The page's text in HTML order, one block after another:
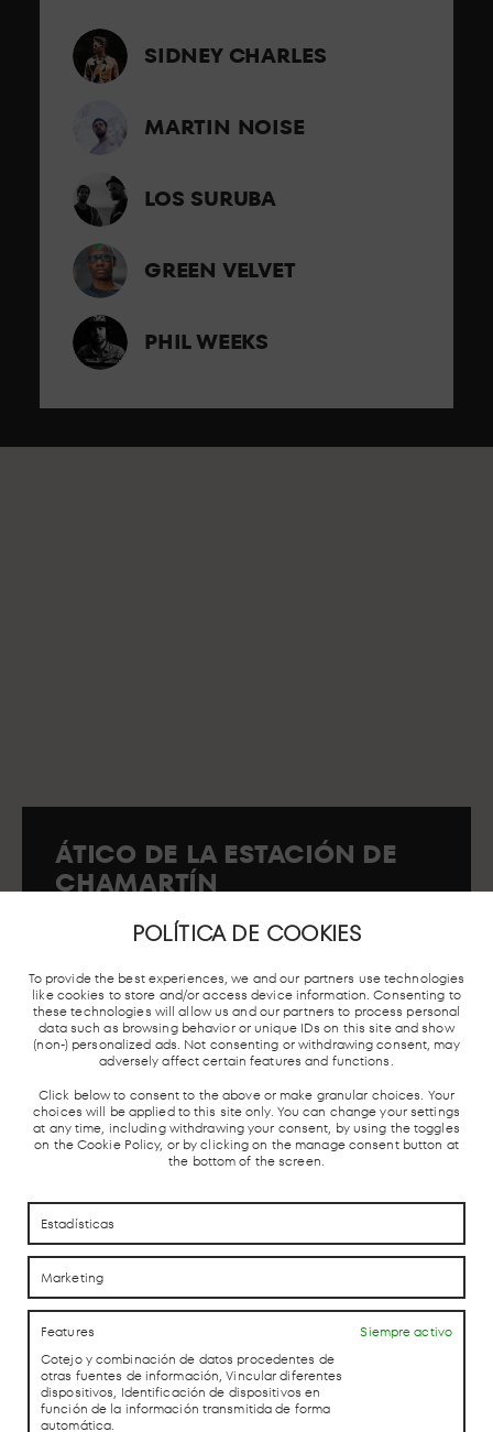
POLÍTICA DE COOKIES
To provide the best experiences, we and our partners use technologies
like cookies to store and/or access device information. Consenting to
these technologies will allow us and our partners to process personal
data such as browsing behavior or unique IDs on this site and show
(non-) personalized ads. Not consenting or withdrawing consent, may
adversely affect certain features and functions.
Click below to consent to the above or make granular choices. Your
choices will be applied to this site only. You can change your settings
at any time, including withdrawing your consent, by using the toggles
on the Cookie Policy, or by clicking on the manage consent button at
the bottom of the screen.
Estadísticas
Marketing
Features
Siempre activo
Cotejo y combinación de datos procedentes de
otras fuentes de información, Vincular diferentes
dispositivos, Identificación de dispositivos en
función de la información transmitida de forma
automática.
SIDNEY CHARLES
MARTIN NOISE
LOS SURUBA
GREEN VELVET
PHIL WEEKS
ÁTICO DE LA ESTACIÓN DE
CHAMARTÍN
28036 Madrid.
DE TREN
CERCANÍAS
Y AVE
ESTACIÓN
AUTOBUSES
PARADA
TAXIS
CÓMO LLEGAR
CÓMO LLEGAR
CONTACTO
CONTACTO
LAB theCLUB